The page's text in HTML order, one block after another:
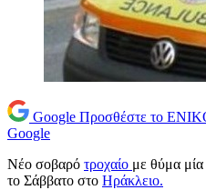
Google Προσθέστε το
Google
Νέο σοβαρό τροχαίο με θύμα μία
το Σάββατο στο Ηράκλειο.